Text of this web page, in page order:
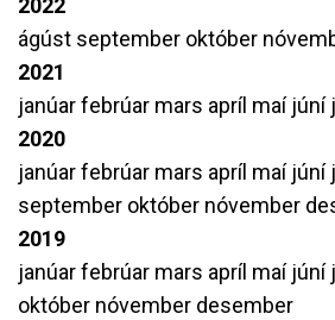
2022
ágúst september október
2021
janúarfebrúar mars apríl maí júní
2020
janúarfebrúar mars apríl maí júní
september október nóvember
2019
janúarfebrúar mars apríl maí júní
október nóvember desember